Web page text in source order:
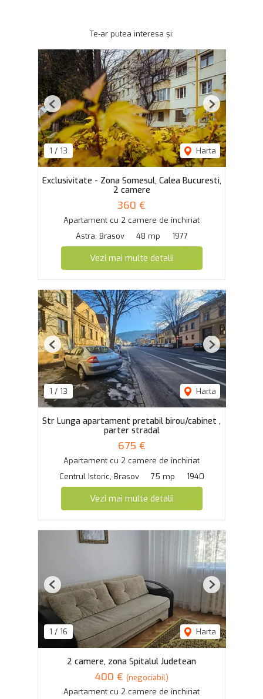
Te-ar putea interesa și:
1 / 13 Harta
Previous Next
Exclusivitate - Zona Somesul, Calea Bucuresti,
2 camere
360 €
Apartament cu 2 camere de închiriat
Astra, Brasov
48 mp 1977
Vezi mai multe detalii
1 / 13 Harta
Previous Next
Str Lunga apartament pretabil birou/cabinet ,
parter stradal
675 €
Apartament cu 2 camere de închiriat
Centrul Istoric, Brasov
75 mp 1940
Vezi mai multe detalii
1 / 16 Harta
Previous Next
2 camere, zona Spitalul Judetean
400 € (negociabil)
Apartament cu 2 camere de închiriat